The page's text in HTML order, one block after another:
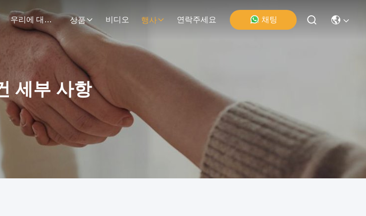
우리에 대하여 상품 비디오 행사 연락주세요 채팅
세부 사항